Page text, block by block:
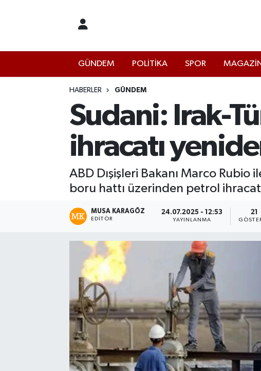
GÜNDEM POLİTİKA SPOR
HABERLER GÜNDEM
Sudani: Irak-
ihracatı
ABD Dışişleri Bakanı Marco
boru hattı üzerinden petrol
MUSA KARAGÖZ
EDITÖR
24.07.2025 - 12:53
YAYINLANMA
21
İstanbul Hava Durumu
İstanbul Namaz Vakitleri
İstanbul Trafik Yoğunluk Haritası
Süper Lig Puan Durumu ve Fikstür
Tüm Manşetler
Haber Arşivi